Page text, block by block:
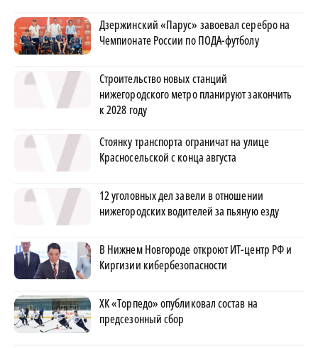
Дзержинский «Парус» завоевал серебро на
Чемпионате России по ПОДА-футболу
Строительство новых станций
нижегородского метро планируют закончить
к 2028 году
Стоянку транспорта ограничат на улице
Красносельской с конца августа
12 уголовных дел завели в отношении
нижегородских водителей за пьяную езду
В Нижнем Новгороде откроют ИТ-центр РФ и
Киргизии кибербезопасности
ХК «Торпедо» опубликовал состав на
предсезонный сбор